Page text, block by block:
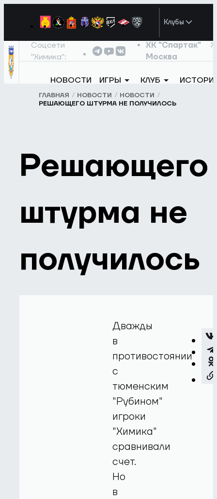
Клубы
Соцсети
"Химика":
ХК "Спартак"
Москва
НОВОСТИ ИГРЫ КЛУБ
ГЛАВНАЯ НОВОСТИ
НОВОСТИ
РЕШАЮЩЕГО ШТУРМА НЕ ПОЛУЧИЛОСЬ
Решающего
штурма не
получилось
Дважды
в
противостоянии
с
тюменским
"Рубином"
игроки
"Химика"
сравнивали
счет.
Но
в